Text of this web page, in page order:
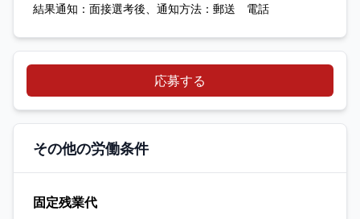
結果通知：面接選考後、通知方法：郵送 電話
応募する
その他の労働条件
固定残業代